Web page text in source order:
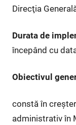
Direcţia
Durata de
începând cu
Obiectivul
constă în
administrativ în